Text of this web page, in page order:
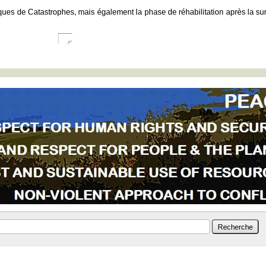
de Catastrophes, mais également la phase de réhabilitation après la